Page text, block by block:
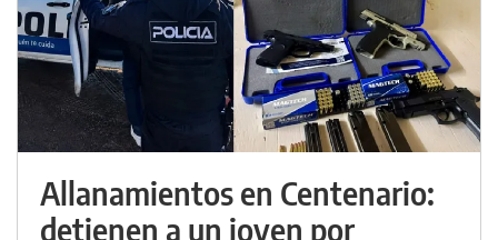
Allanamientos en Centenario:
detienen a un joven por